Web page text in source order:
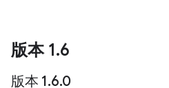
版本 1.6
版本 1.6.0